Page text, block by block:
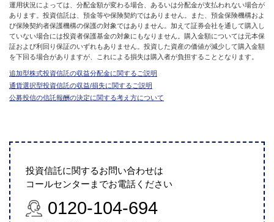
運用状況によっては、分配金額が変わる場合、あるいは分配金が支払われない場合が
あります。投資信託は、預金等や保険契約ではありません。また、預金保険機構およ
び保険契約者保護機構の保護の対象ではありません。加えて証券会社を通して購入し
ていない場合には投資者保護基金の対象にもなりません。購入金額については元本保
証および利回り保証のいずれもありません。投資した資産の価値が減少して購入金額
を下回る場合がありますが、これによる損失は購入者が負担することとなります。
追加型株式投資信託の収益分配金に関するご説明
通貨選択型投資信託の収益/損失に関するご説明
公募投信の信託報酬の決定に関する考え方について
投資信託に関するお問い合わせは
コールセンターまでお電話ください
0120-104-694